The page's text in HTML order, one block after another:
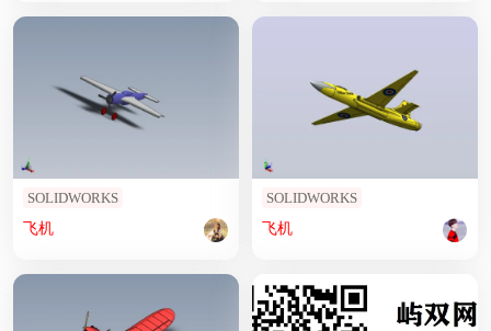
SOLIDWORKS
飞机
SOLIDWORKS
飞机